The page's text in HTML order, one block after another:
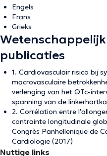
Engels
Frans
Grieks
publicaties
1. Cardiovasculair risico bij
macrovasculaire
verlenging van het QTc-
spanning van de
2. Corrélation entre
contrainte longitudinale
Congrès Panhellenique de
Cardiologie (2017)
Nuttige links